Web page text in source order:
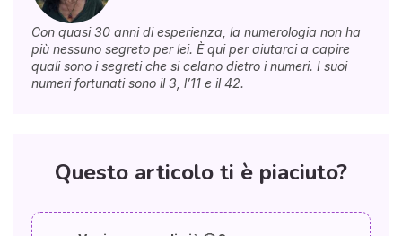
Con quasi 30 anni di esperienza, la numerologia non ha
più nessuno segreto per lei. È qui per aiutarci a capire
quali sono i segreti che si celano dietro i numeri. I suoi
numeri fortunati sono il 3, l’11 e il 42.
Questo articolo ti è piaciuto?